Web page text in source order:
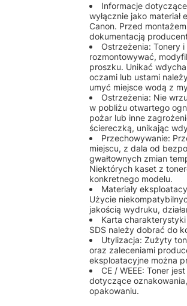
Informacje
wyłącznie jako
Canon. Przed
dokumentacją
Ostrzeżenia: Tonery
rozmontowywać,
proszku. Unikać
oczami lub ustami
umyć miejsce wodą z
Ostrzeżenia: Nie
w pobliżu otwartego
pożar lub inne
ściereczką, unikając
Przechowywanie:
miejscu, z dala od
gwałtownych zmian
Niektórych kaset z
konkretnego modelu.
Materiały
Użycie
jakością wydruku,
Karta
SDS należy dobrać do
Utylizacja: Zużyty
oraz zaleceniami
eksploatacyjne można
CE / WEEE: Toner
dotyczące
opakowaniu.